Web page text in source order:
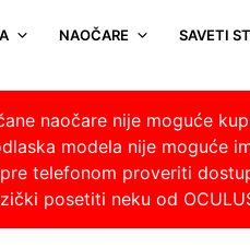
NAOČARE SAVETI
naočare nije moguće
modela nije moguće
telefonom proveriti
posetiti neku od